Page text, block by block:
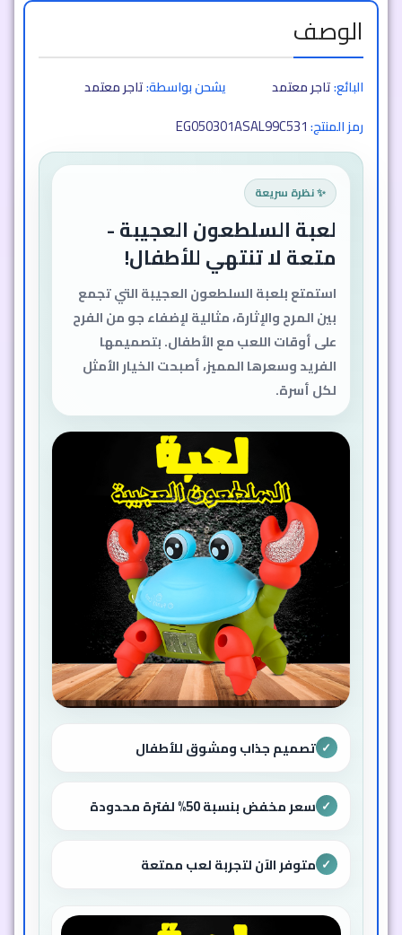
الوصف
البائع:تاجر معتمد يشحن بواسطة:تاجر معتمد
رمز المنتج:EG050301ASAL99C531
✨ نظرة سريعة
لعبة السلطعون العجيبة -
متعة لا تنتهي للأطفال!
استمتع بلعبة السلطعون العجيبة التي تجمع
بين المرح والإثارة، مثالية لإضفاء جو من الفرح
على أوقات اللعب مع الأطفال. بتصميمها
الفريد وسعرها المميز، أصبحت الخيار الأمثل
لكل أسرة.
✓ تصميم جذاب ومشوق للأطفال
✓ سعر مخفض بنسبة 50% لفترة محدودة
✓ متوفر الآن لتجربة لعب ممتعة